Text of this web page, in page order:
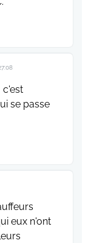
c'est
se passe
eux n'ont